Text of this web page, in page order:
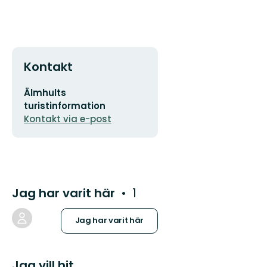
Kontakt
E-
postadress
Älmhults
turistinformation
Kontakt via e-post
Jag har varit här 1
Jag har varit här